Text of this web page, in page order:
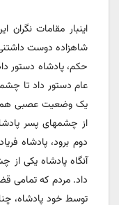
اینبار مقامات نگران
شاهزاده دوست داشتنی
حکم، پادشاه دستور
عام دستور داد تا
یک وضعیت عصبی همه
از چشمهای پسر
دوم برود، پادشاه
آنگاه پادشاه یکی از
داد. مردم که تمامی
توسط خود پادشاه،